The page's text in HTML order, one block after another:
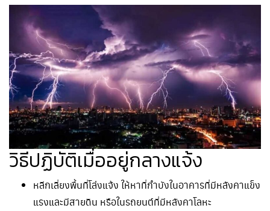
วิธีปฏิบัติเมื่ออยู่กลางแจ้ง
หลีกเลี่ยงพื้นที่โล่งแจ้ง ให้หาที่กำบังในอาคารที่มีหลังคาแข็ง
แรงและมีสายดิน หรือในรถยนต์ที่มีหลังคาโลหะ